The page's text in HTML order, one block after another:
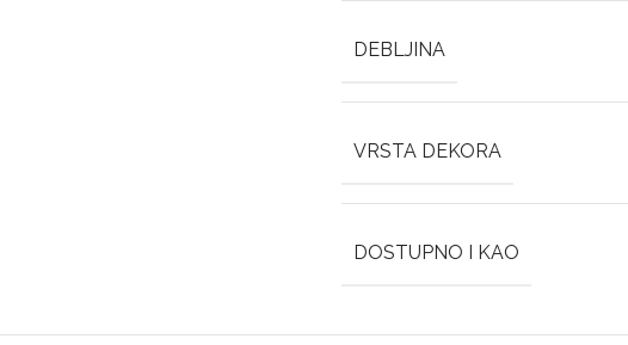
DEBLJINA
VRSTA DEKORA
DOSTUPNO I KAO